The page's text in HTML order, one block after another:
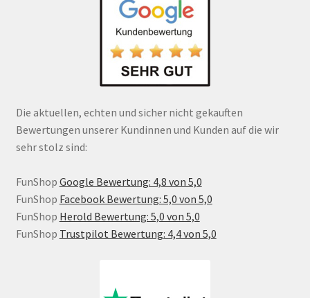
Die aktuellen, echten und sicher nicht gekauften
Bewertungen unserer Kundinnen und Kunden auf die wir
sehr stolz sind:
FunShop Google Bewertung: 4,8 von 5,0
FunShop Facebook Bewertung: 5,0 von 5,0
FunShop Herold Bewertung: 5,0 von 5,0
FunShop Trustpilot Bewertung: 4,4 von 5,0